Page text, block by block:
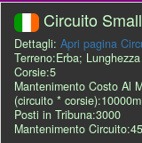
Circuito
Dettagli: Apri pagina
Terreno:Erba;
Corsie:5
Mantenimento Costo Al
(circuito *
Posti in Tribuna:3000
Mantenimento